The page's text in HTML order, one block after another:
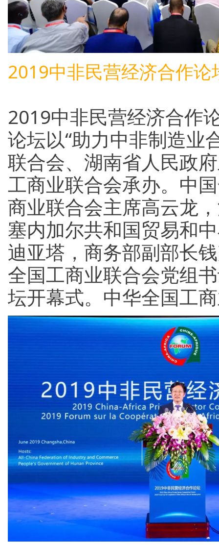
2019中非民营经济合作论
2019中非民营经济合作
论坛以“助力中非制造业
联合会、湖南省人民政
工商业联合会承办。中
商业联合会主席高云龙
塞内加尔共和国贸易和
迪亚塔，商务部副部长
全国工商业联合会党组
坛开幕式。中华全国工